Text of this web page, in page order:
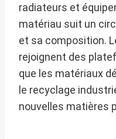
radiateurs et
matériau suit un
et sa composition.
rejoignent des
que les matériaux
le recyclage
nouvelles matières